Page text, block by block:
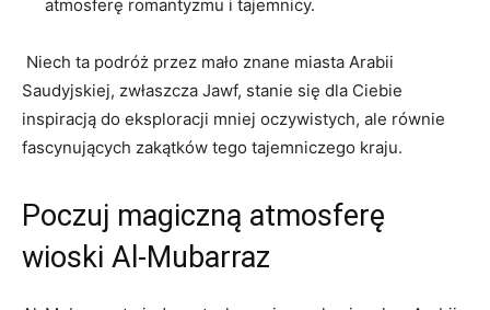
atmosferę romantyzmu i tajemnicy.
⁤ Niech ta podróż przez mało znane miasta Arabii
Saudyjskiej, ⁣zwłaszcza⁢ Jawf, stanie się dla Ciebie
inspiracją do eksploracji mniej oczywistych, ale równie
fascynujących zakątków tego tajemniczego kraju.
Poczuj magiczną atmosferę
wioski Al-Mubarraz